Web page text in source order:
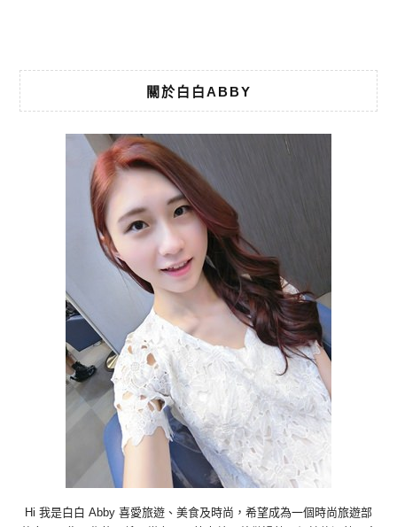
關於白白ABBY
Hi 我是白白 Abby 喜愛旅遊、美食及時尚，希望成為一個時尚旅遊部